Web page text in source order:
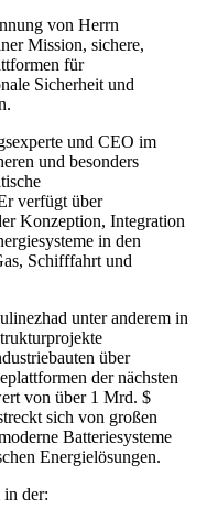
von Herrn
Mission, sichere,
für
Sicherheit und
und CEO im
und besonders
verfügt über
Konzeption, Integration
in den
Schifffahrt und
unter anderem in
über
der nächsten
von über 1 Mrd. $
sich von großen
Batteriesysteme
Energielösungen.
in der: